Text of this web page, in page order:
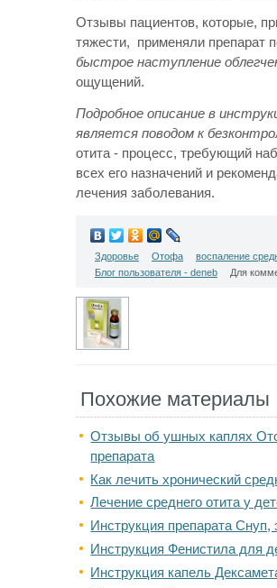
Отзывы пациентов, которые,
тяжести, применяли препарат
быстрое наступление
ощущений.
Подробное описание в
является поводом к
отита - процесс, требующий
всех его назначений и
лечения заболевания.
Здоровье Отофа
воспаление
Блог пользователя - deneb
Для
Похожие материалы
Отзывы об ушных каплях
препарата
Как лечить хронический
Лечение среднего отита у
Инструкция препарата
Инструкция Фенистила для
Инструкция капель